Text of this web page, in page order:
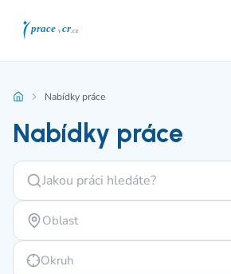
Nabídky práce
Nabídky práce
Oblast
Okruh